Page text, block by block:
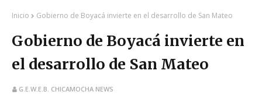
Inicio Gobierno de Boyacá invierte en el desarrollo de San Mateo
Gobierno de Boyacá invierte en
el desarrollo de San Mateo
G.E.W.E.B. CHICAMOCHA NEWS